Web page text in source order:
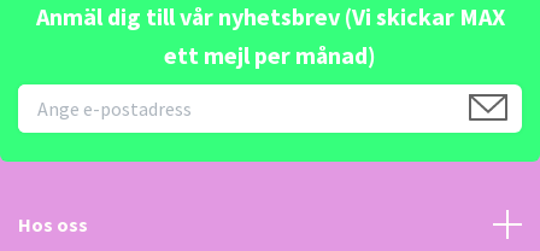
Anmäl dig till vår nyhetsbrev (Vi skickar MAX
ett mejl per månad)
Hos oss